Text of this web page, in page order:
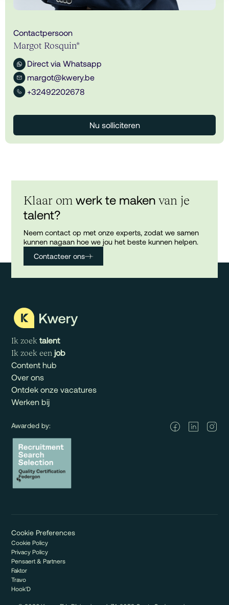
Contactpersoon
Margot Rosquin*
Direct via Whatsapp
margot@kwery.be
+32492202678
Nu solliciteren
Klaar om werk te makenvan je
talent?
Neem contact op met onze experts, zodat we samen
kunnen nagaan hoe we jou het beste kunnen helpen.
Contacteer ons
Ik zoek talent
Ik zoek een job
Content hub
Over ons
Ontdek onze vacatures
Werken bij
Awarded by:
Cookie Preferences
Cookie Policy
Privacy Policy
Pensaert & Partners
Faktor
Travo
Hook'D